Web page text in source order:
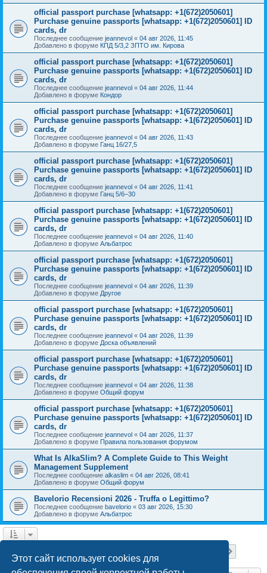
Этот сайт использует cookies для
official passport purchase [whatsapp: +1(672)2050601]
Purchase genuine passports [whatsapp: +1(672)2050601] ID
cards, dr
Последнее сообщение jeannevol « 04 авг 2026, 11:45
Добавлено в форуме КПД 5/3,2 ЗПТО им. Кирова
official passport purchase [whatsapp: +1(672)2050601]
Purchase genuine passports [whatsapp: +1(672)2050601] ID
cards, dr
Последнее сообщение jeannevol « 04 авг 2026, 11:44
Добавлено в форуме Кондор
official passport purchase [whatsapp: +1(672)2050601]
Purchase genuine passports [whatsapp: +1(672)2050601] ID
cards, dr
Последнее сообщение jeannevol « 04 авг 2026, 11:43
Добавлено в форуме Ганц 16/27,5
official passport purchase [whatsapp: +1(672)2050601]
Purchase genuine passports [whatsapp: +1(672)2050601] ID
cards, dr
Последнее сообщение jeannevol « 04 авг 2026, 11:41
Добавлено в форуме Ганц 5/6–30
official passport purchase [whatsapp: +1(672)2050601]
Purchase genuine passports [whatsapp: +1(672)2050601] ID
cards, dr
Последнее сообщение jeannevol « 04 авг 2026, 11:40
Добавлено в форуме Альбатрос
official passport purchase [whatsapp: +1(672)2050601]
Purchase genuine passports [whatsapp: +1(672)2050601] ID
cards, dr
Последнее сообщение jeannevol « 04 авг 2026, 11:39
Добавлено в форуме Другое
official passport purchase [whatsapp: +1(672)2050601]
Purchase genuine passports [whatsapp: +1(672)2050601] ID
cards, dr
Последнее сообщение jeannevol « 04 авг 2026, 11:39
Добавлено в форуме Доска объявлений
official passport purchase [whatsapp: +1(672)2050601]
Purchase genuine passports [whatsapp: +1(672)2050601] ID
cards, dr
Последнее сообщение jeannevol « 04 авг 2026, 11:38
Добавлено в форуме Общий форум
official passport purchase [whatsapp: +1(672)2050601]
Purchase genuine passports [whatsapp: +1(672)2050601] ID
cards, dr
Последнее сообщение jeannevol « 04 авг 2026, 11:37
Добавлено в форуме Правила пользования форумом
What Is AlkaSlim? A Complete Guide to This Weight
Management Supplement
Последнее сообщение alkaslim « 04 авг 2026, 08:41
Добавлено в форуме Общий форум
Bavelorio Recensioni 2026 - Truffa o Legittimo?
Последнее сообщение bavelorio « 03 авг 2026, 15:30
Добавлено в форуме Альбатрос